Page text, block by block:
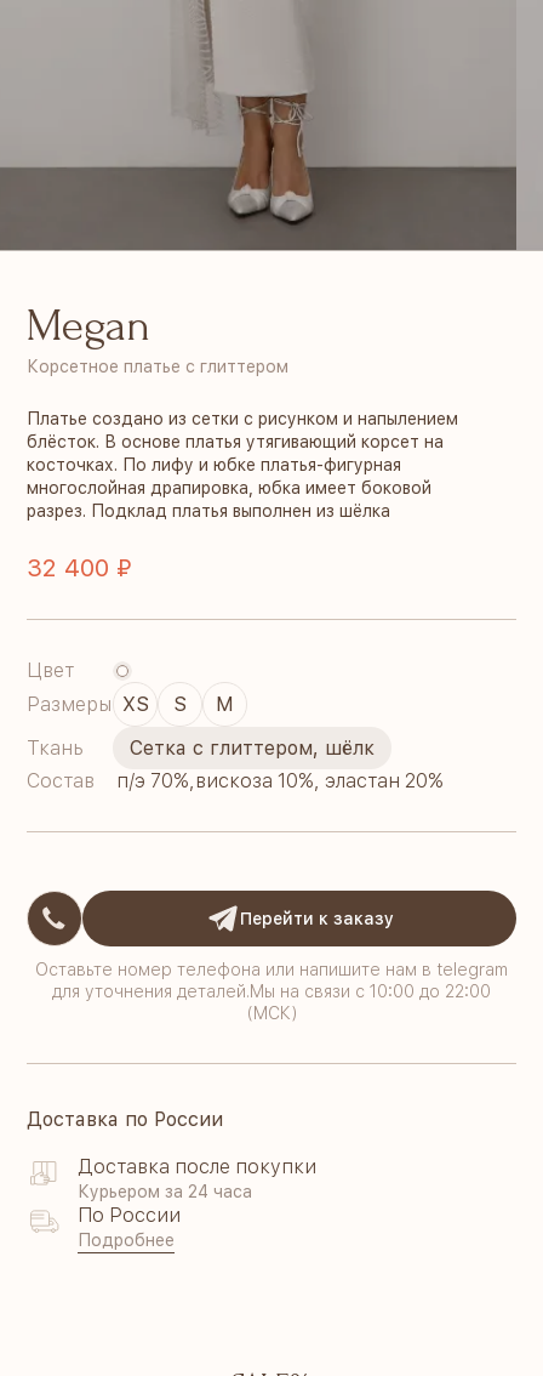
Megan
Корсетное платье с глиттером
Платье создано из сетки с рисунком и напылением
блёсток. В основе платья утягивающий корсет на
косточках. По лифу и юбке платья-фигурная
многослойная драпировка, юбка имеет боковой
разрез. Подклад платья выполнен из шёлка
32 400 ₽
Цвет
Размеры XS S
M
Ткань
Сетка с глиттером, шёлк
Состав
п/э 70%,вискоза 10%, эластан 20%
Перейти к заказу
Оставьте номер телефона или напишите нам в telegram
для уточнения деталей.Мы на связи с 10:00 до 22:00
(МСК)
Доставка по России
Доставка после покупки
Курьером за 24 часа
По России
Подробнее